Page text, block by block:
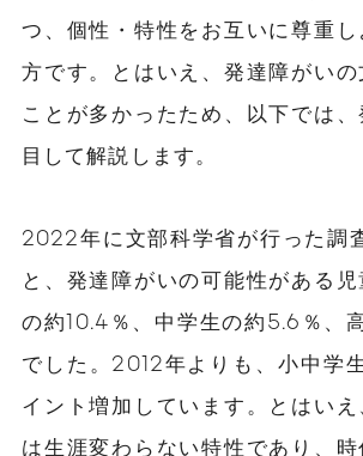
つ、個性・特性をお互いに尊重し
方です。とはいえ、発達障がい
ことが多かったため、以下では
目して解説します。
2022年に文部科学省が行った調
と、発達障がいの可能性がある
の約10.4％、中学生の約5.6％、
でした。2012年よりも、小中学
イント増加しています。とはいえ
は生涯変わらない特性であり、